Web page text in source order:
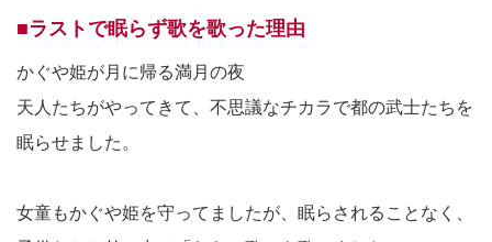
■ラストで眠らず歌を歌った理由
かぐや姫が月に帰る満月の夜
天人たちがやってきて、不思議なチカラで都の武士たちを
眠らせました。
女童もかぐや姫を守ってましたが、眠らされることなく、